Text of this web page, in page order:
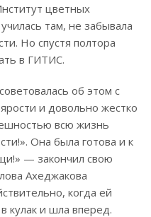
цветных
там, не забывала
Но спустя полтора
в ГИТИС.
об этом с
и довольно жестко
всю жизнь
Она была готова и к
— закончил свою
Ахеджакова
когда ей
кулак и шла вперед.